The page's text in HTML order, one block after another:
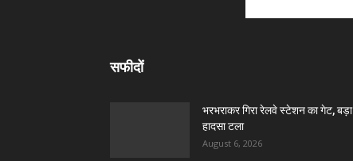
सफीदों
भरभराकर गिरा रेलवे स्टेशन का गेट, बड़ा
हादसा टला
August 6, 2026